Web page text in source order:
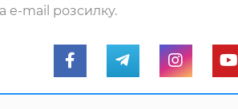
e-mail розсилку.